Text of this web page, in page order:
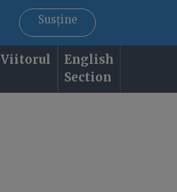
Susține
Viitorul
English
Section